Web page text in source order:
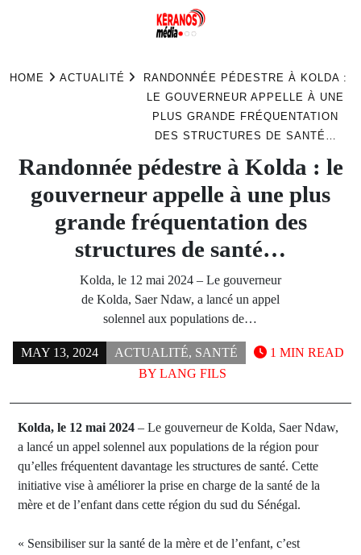
HOME ACTUALITÉ
RANDONNÉE PÉDESTRE À KOLDA :
LE GOUVERNEUR APPELLE À UNE
PLUS GRANDE FRÉQUENTATION
DES STRUCTURES DE SANTÉ…
Randonnée pédestre à Kolda : le
gouverneur appelle à une plus
grande fréquentation des
structures de santé…
Kolda, le 12 mai 2024 – Le gouverneur
de Kolda, Saer Ndaw, a lancé un appel
solennel aux populations de…
MAY 13, 2024 ACTUALITÉ, SANTÉ
BY LANG FILS
1 MIN READ
Kolda, le 12 mai 2024 – Le gouverneur de Kolda, Saer Ndaw,
a lancé un appel solennel aux populations de la région pour
qu’elles fréquentent davantage les structures de santé. Cette
initiative vise à améliorer la prise en charge de la santé de la
mère et de l’enfant dans cette région du sud du Sénégal.
« Sensibiliser sur la santé de la mère et de l’enfant, c’est